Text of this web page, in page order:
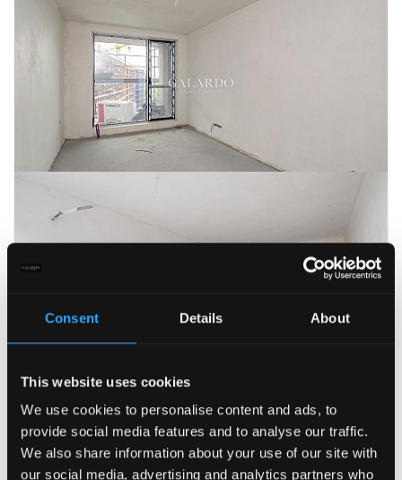
Consent Details About
This website uses cookies
We use cookies to personalise content and ads, to
provide social media features and to analyse our traffic.
We also share information about your use of our site with
our social media, advertising and analytics partners who